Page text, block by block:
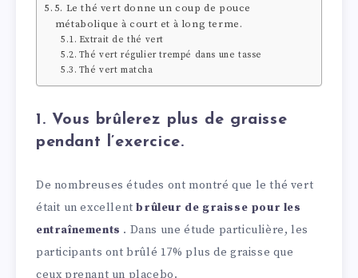
5. Le thé vert donne un coup de pouce
métabolique à court et à long terme.
Extrait de thé vert
Thé vert régulier trempé dans une tasse
Thé vert matcha
1. Vous brûlerez plus de graisse
pendant l’exercice.
De nombreuses études ont montré que le thé vert
était un excellentbrûleur de graisse pour les
entraînements . Dans une étude particulière, les
participants ont brûlé 17% plus de graisse que
ceux prenant un placebo.